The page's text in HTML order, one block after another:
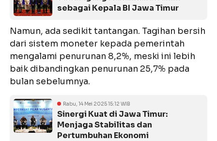
sebagai Kepala BI Jawa Timur
Namun, ada sedikit tantangan. Tagihan bersih
dari sistem moneter kepada pemerintah
mengalami penurunan 8,2%, meski ini lebih
baik dibandingkan penurunan 25,7% pada
bulan sebelumnya.
Rabu, 14 Mei 2025 15:12 WIB
Sinergi Kuat di Jawa Timur:
Menjaga Stabilitas dan
Pertumbuhan Ekonomi